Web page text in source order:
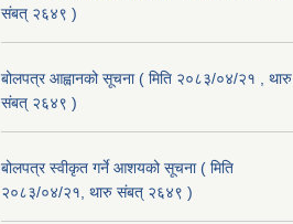
संबत् २६४९ )
बोलपत्र आह्वानको सूचना ( मिति २०८३/०४/२१ , थारु
संबत् २६४९ )
बोलपत्र स्वीकृत गर्ने आशयको सूचना ( मिति
२०८३/०४/२१, थारु संबत् २६४९ )